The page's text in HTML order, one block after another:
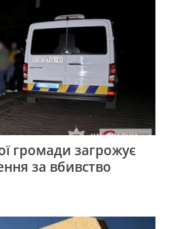
громади загрожує
за вбивство